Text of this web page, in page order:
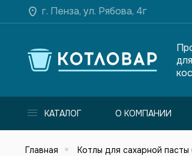
г. Пенза, ул. Рябова, 4г
КАТАЛОГ О КОМПАНИИ
Главная Котлы для сахарной пасты